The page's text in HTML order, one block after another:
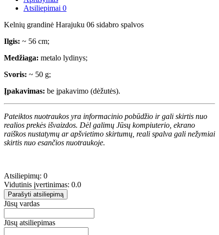
Atsiliepimai 0
Kelnių grandinė Harajuku 06 sidabro spalvos
Ilgis: ~ 56 cm;
Medžiaga: metalo lydinys;
Svoris: ~ 50 g;
Įpakavimas: be įpakavimo (dėžutės).
Pateiktos nuotraukos yra informacinio pobūdžio ir gali skirtis nuo
realios prekės išvaizdos. Dėl galimų Jūsų kompiuterio, ekrano
raiškos nustatymų ar apšvietimo skirtumų, reali spalva gali nežymiai
skirtis nuo esančios nuotraukoje.
Atsiliepimų: 0
Vidutinis įvertinimas: 0.0
Parašyti atsiliepimą
Jūsų vardas
Jūsų atsiliepimas